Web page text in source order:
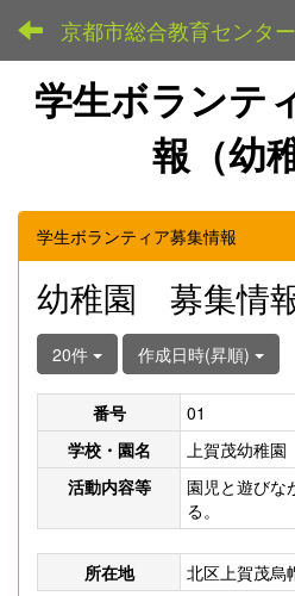
京都市総合教育センター
学生ボラン
報（幼
学生ボランティア募集情報
幼稚園 募集情
20件 作成日時(昇順)
番号
01
学校・園名
上賀茂幼稚園
活動内容等
園児と遊びな
る。
所在地 北区上賀茂烏